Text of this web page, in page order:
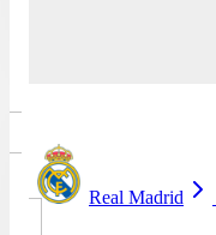
Real Madrid